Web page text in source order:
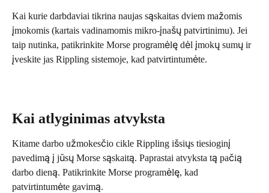
Kai kurie darbdaviai tikrina naujas sąskaitas dviem mažomis
įmokomis (kartais vadinamomis mikro-įnašų patvirtinimu). Jei
taip nutinka, patikrinkite Morse programėlę dėl įmokų sumų ir
įveskite jas Rippling sistemoje, kad patvirtintumėte.
Kai atlyginimas atvyksta
Kitame darbo užmokesčio cikle Rippling išsiųs tiesioginį
pavedimą į jūsų Morse sąskaitą. Paprastai atvyksta tą pačią
darbo dieną. Patikrinkite Morse programėlę, kad
patvirtintumėte gavimą.